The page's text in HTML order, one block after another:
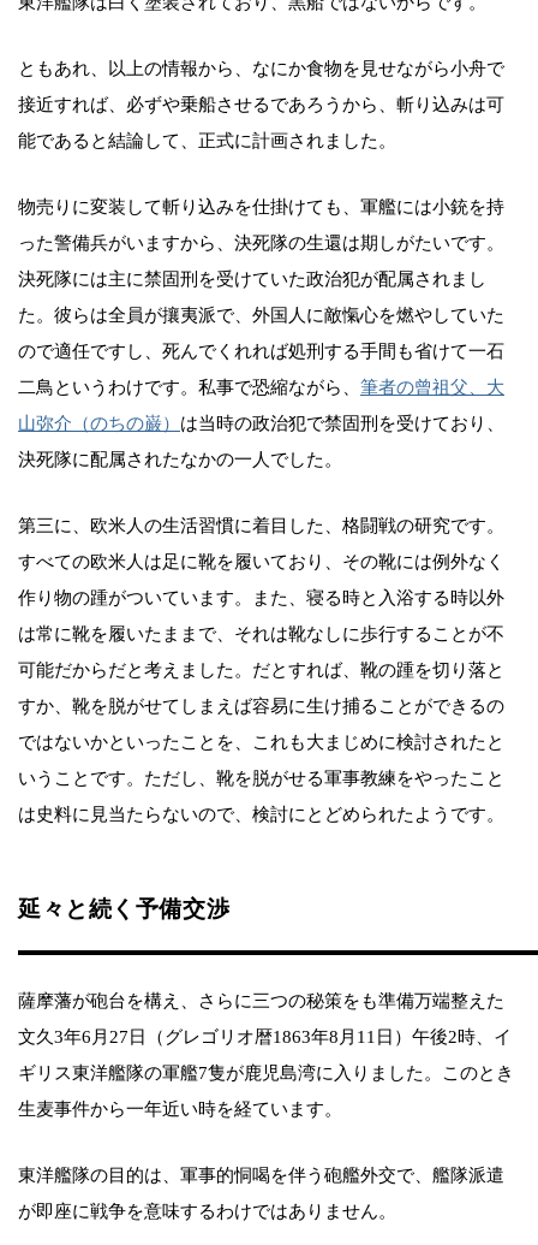
ともあれ、以上の情報から、なにか食物を見せながら小舟で
接近すれば、必ずや乗船させるであろうから、斬り込みは可
能であると結論して、正式に計画されました。
物売りに変装して斬り込みを仕掛けても、軍艦には小銃を持
った警備兵がいますから、決死隊の生還は期しがたいです。
決死隊には主に禁固刑を受けていた政治犯が配属されまし
た。彼らは全員が攘夷派で、外国人に敵愾心を燃やしていた
ので適任ですし、死んでくれれば処刑する手間も省けて一石
二鳥というわけです。私事で恐縮ながら、 筆者の曾祖父、大
山弥介（のちの巌） は当時の政治犯で禁固刑を受けており、
決死隊に配属されたなかの一人でした。
第三に、欧米人の生活習慣に着目した、格闘戦の研究です。
すべての欧米人は足に靴を履いており、その靴には例外なく
作り物の踵がついています。また、寝る時と入浴する時以外
は常に靴を履いたままで、それは靴なしに歩行することが不
可能だからだと考えました。だとすれば、靴の踵を切り落と
すか、靴を脱がせてしまえば容易に生け捕ることができるの
ではないかといったことを、これも大まじめに検討されたと
いうことです。ただし、靴を脱がせる軍事教練をやったこと
は史料に見当たらないので、検討にとどめられたようです。
延々と続く予備交渉
薩摩藩が砲台を構え、さらに三つの秘策をも準備万端整えた
文久3年6月27日（グレゴリオ暦1863年8月11日）午後2時、イ
ギリス東洋艦隊の軍艦7隻が鹿児島湾に入りました。このとき
生麦事件から一年近い時を経ています。
東洋艦隊の目的は、軍事的恫喝を伴う砲艦外交で、艦隊派遣
が即座に戦争を意味するわけではありません。